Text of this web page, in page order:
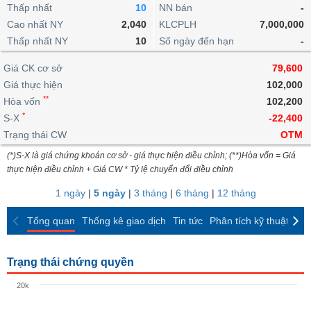
lỗ
dịch
nội
Niên
giám
Tài
liệu
cổ
Định
giá
ngoài
doanh
Top
cổ
phiếu
ngành
giao
dịch
dịch
Chứng
quyền
quan
Thống
giao
dịch
Thống
giao
dịch
Tin
tức
Phân
tích
kỹ
thuật
trực
tuyến
Bộ
lọc
cổ
So
sánh
Báo
cáo
Vĩ
mô
lai
Chứng
quyền
Trái
phiếu
IR
Awards
tạo
Dịch
vụ
Thấp nhất
10
Cao nhất NY
2,040
Thấp nhất NY
10
NN bán
-
KLCPLH
7,000,000
Số ngày đến hạn
-
Giá CK cơ sở
79,600
Giá thực hiện
102,000
Hòa vốn **
102,200
S-X *
-22,400
Trạng thái CW
OTM
(*)S-X là giá chứng khoán cơ sở - giá thực hiện điều chỉnh; (**)Hòa vốn = Giá
thực hiện điều chỉnh + Giá CW * Tỷ lệ chuyển đổi điều chỉnh
1 ngày| 5 ngày| 3 tháng | 6 tháng | 12 tháng
Tổng quan Thống kê giao dịch Tin tức Phân tích kỹ thuật
Trạng thái chứng quyền
20k
BẤT
ĐỘNG
SẢN
TÀI
CHÍNH
HÀNG
KINH